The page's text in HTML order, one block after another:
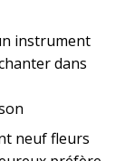
instrument
dans
neuf fleurs